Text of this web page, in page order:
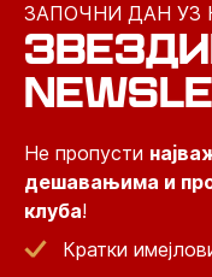
ЗАПОЧНИ ДАН УЗ
Не пропусти
дешавањима и
клуба!
Кратки